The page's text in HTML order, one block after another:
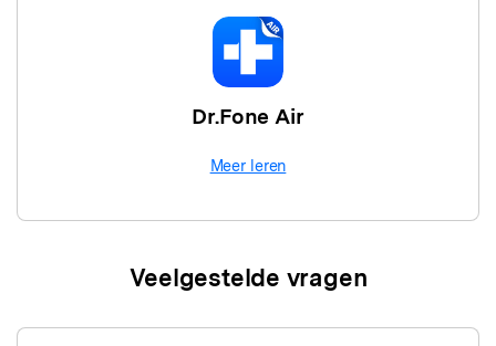
Dr.Fone Air
Meer leren
Veelgestelde vragen